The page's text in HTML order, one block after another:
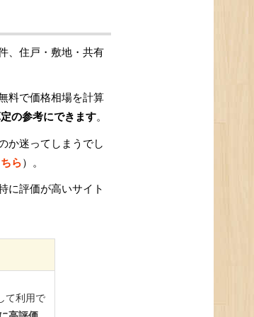
、住戸・敷地・共有
料で価格相場を計算
の参考にできます。
か迷ってしまうでし
ら）。
に評価が高いサイト